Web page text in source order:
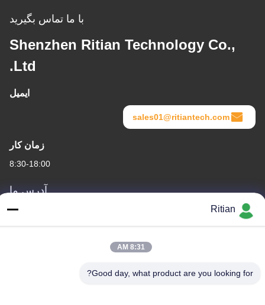
با ما تماس بگیرید
Shenzhen Ritian Technology Co.,
Ltd.
ایمیل
sales01@ritiantech.com
زمان کار
8:30-18:00
آدرس ما
آدرس شرکت
شماره 65 جاده سون نیان ، منطقه Longgang ، شنژن ، چین 518117
Ritian
8:31 AM
Good day, what product are you looking for?